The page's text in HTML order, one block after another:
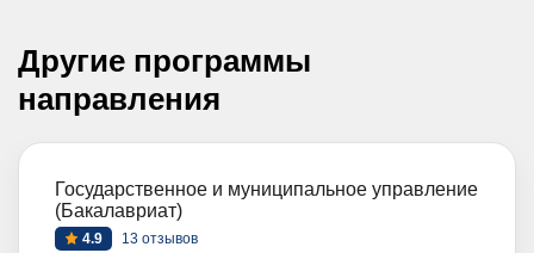
Другие программы
направления
Государственное и муниципальное управление
(Бакалавриат)
4.9 13 отзывов